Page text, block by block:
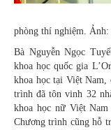
PGS.TS
phòng thí nghiệm. Ảnh:
Bà Nguyễn Ngọc
khoa học quốc gia
khoa học tại Việt
trình đã tôn vinh 32
khoa học nữ Việt
Chương trình cũng hỗ